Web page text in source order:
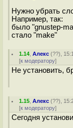
Нужно убрать
Например, так:
было "gnustep-
стало "make"
1.14 ,Алекс (??),
[к модератору]
Не установить,
1.15 ,Алекс (??),
[к модератору]
Сегодня